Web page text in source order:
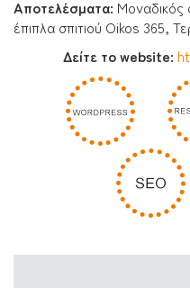
Αποτελέσματα: Μοναδικός
έπιπλα σπιτιού Oikos 365,
Δείτε το website: